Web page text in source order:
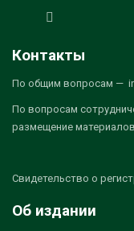
Контакты
По общим вопросам —
По вопросам
размещение
Свидетельство о
Об издании